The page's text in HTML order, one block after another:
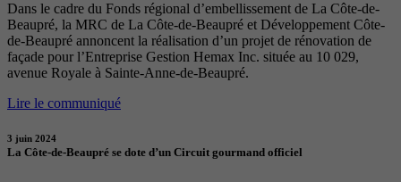
Dans le cadre du Fonds régional d’embellissement de La Côte-de-
Beaupré, la MRC de La Côte-de-Beaupré et Développement Côte-
de-Beaupré annoncent la réalisation d’un projet de rénovation de
façade pour l’Entreprise Gestion Hemax Inc. située au 10 029,
avenue Royale à Sainte-Anne-de-Beaupré.
Lire le communiqué
3 juin 2024
La Côte-de-Beaupré se dote d’un Circuit gourmand officiel